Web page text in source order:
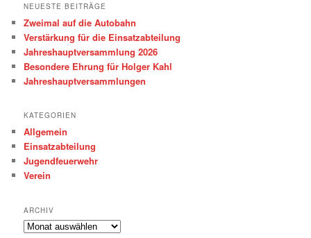
NEUESTE BEITRÄGE
Zweimal auf die Autobahn
Verstärkung für die Einsatzabteilung
Jahreshauptversammlung 2026
Besondere Ehrung für Holger Kahl
Jahreshauptversammlungen
KATEGORIEN
Allgemein
Einsatzabteilung
Jugendfeuerwehr
Verein
ARCHIV
Archiv